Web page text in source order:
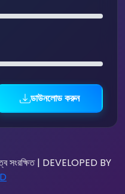
ডাউনলোড করুন
সংরক্ষিত | DEVELOPED BY